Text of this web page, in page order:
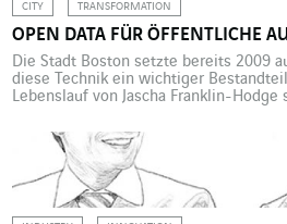
CITY TRANSFORMATION
OPEN DATA FÜR ÖFFENTLICHE
Die Stadt Boston setzte bereits 2009
diese Technik ein wichtiger
Lebenslauf von Jascha Franklin-
(BSD), welche die Internet-Kampagnen
und 2012 steuerte, Berater der
for America, Abschluss am MIT, […]